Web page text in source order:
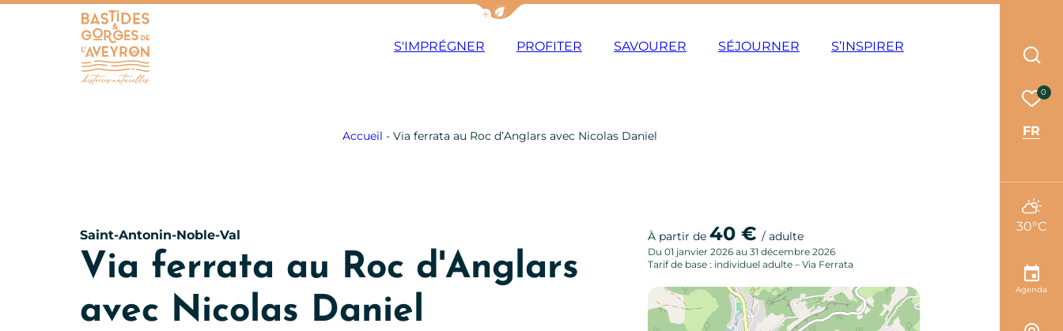
Afficher la barre de navigation du mode éco
S'IMPRÉGNER PROFITER SAVOURER SÉJOURNER S’INSPIRER
Accueil - Via ferrata au Roc d’Anglars avec Nicolas Daniel
0
FR
30°C
Agenda
Saint-Antonin-Noble-Val
Via ferrata au Roc d'Anglars
avec Nicolas Daniel
À partir de 40 € / adulte
Du 01 janvier 2026 au 31 décembre 2026
Tarif de base : individuel adulte – Via Ferrata